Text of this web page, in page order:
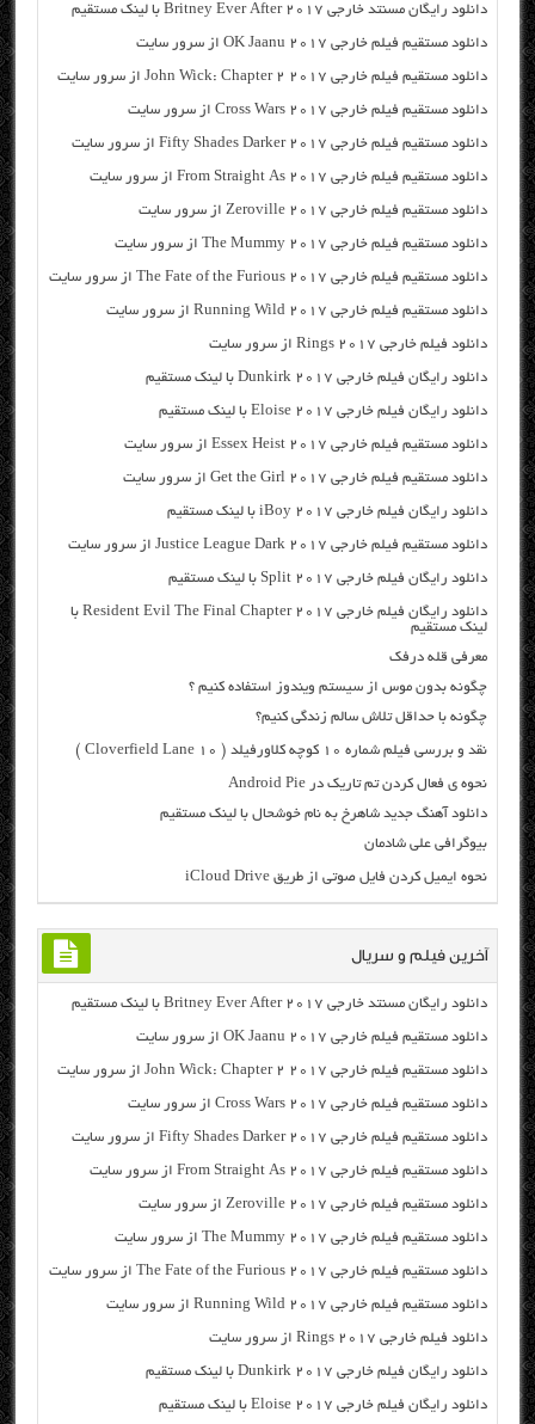
دانلود رایگان مسنتد خارجی Britney Ever After 2017 با لینک مستقیم
دانلود مستقیم فیلم خارجی OK Jaanu 2017 از سرور سایت
دانلود مستقیم فیلم خارجی John Wick: Chapter 2 2017 از سرور سایت
دانلود مستقیم فیلم خارجی Cross Wars 2017 از سرور سایت
دانلود مستقیم فیلم خارجی Fifty Shades Darker 2017 از سرور سایت
دانلود مستقیم فیلم خارجی From Straight As 2017 از سرور سایت
دانلود مستقیم فیلم خارجی Zeroville 2017 از سرور سایت
دانلود مستقیم فیلم خارجی The Mummy 2017 از سرور سایت
دانلود مستقیم فیلم خارجی The Fate of the Furious 2017 از سرور سایت
دانلود مستقیم فیلم خارجی Running Wild 2017 از سرور سایت
دانلود فیلم خارجی Rings 2017 از سرور سایت
دانلود رایگان فیلم خارجی Dunkirk 2017 با لینک مستقیم
دانلود رایگان فیلم خارجی Eloise 2017 با لینک مستقیم
دانلود مستقیم فیلم خارجی Essex Heist 2017 از سرور سایت
دانلود مستقیم فیلم خارجی Get the Girl 2017 از سرور سایت
دانلود رایگان فیلم خارجی iBoy 2017 با لینک مستقیم
دانلود مستقیم فیلم خارجی Justice League Dark 2017 از سرور سایت
دانلود رایگان فیلم خارجی Split 2017 با لینک مستقیم
دانلود رایگان فیلم خارجی Resident Evil The Final Chapter 2017 با
لینک مستقیم
معرفی قله درفک
چگونه بدون موس از سیستم ویندوز استفاده کنیم ؟
چگونه با حداقل تلاش سالم زندگی کنیم؟
نقد و بررسی فیلم شماره 10 کوچه کلاورفیلد ( 10 Cloverfield Lane )
نحوه ی فعال کردن تم تاریک در Android Pie
دانلود آهنگ جدید شاهرخ به نام خوشحال با لینک مستقیم
بیوگرافی علی شادمان
نحوه ایمیل کردن فایل صوتی از طریق iCloud Drive
آخرین فیلم و سریال
دانلود رایگان مسنتد خارجی Britney Ever After 2017 با لینک مستقیم
دانلود مستقیم فیلم خارجی OK Jaanu 2017 از سرور سایت
دانلود مستقیم فیلم خارجی John Wick: Chapter 2 2017 از سرور سایت
دانلود مستقیم فیلم خارجی Cross Wars 2017 از سرور سایت
دانلود مستقیم فیلم خارجی Fifty Shades Darker 2017 از سرور سایت
دانلود مستقیم فیلم خارجی From Straight As 2017 از سرور سایت
دانلود مستقیم فیلم خارجی Zeroville 2017 از سرور سایت
دانلود مستقیم فیلم خارجی The Mummy 2017 از سرور سایت
دانلود مستقیم فیلم خارجی The Fate of the Furious 2017 از سرور سایت
دانلود مستقیم فیلم خارجی Running Wild 2017 از سرور سایت
دانلود فیلم خارجی Rings 2017 از سرور سایت
دانلود رایگان فیلم خارجی Dunkirk 2017 با لینک مستقیم
دانلود رایگان فیلم خارجی Eloise 2017 با لینک مستقیم